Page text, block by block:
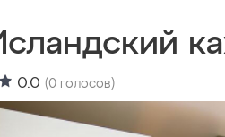
0.0 (0 голосов)